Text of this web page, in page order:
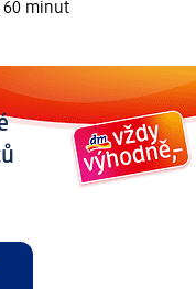
60 minut